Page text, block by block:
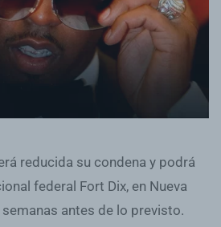
reducida su condena y podrá
federal Fort Dix, en Nueva
antes de lo previsto.